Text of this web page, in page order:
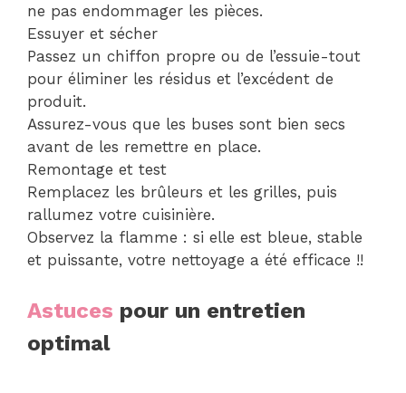
ne pas endommager les pièces.
Essuyer et sécher
Passez un chiffon propre ou de l’essuie-tout
pour éliminer les résidus et l’excédent de
produit.
Assurez-vous que les buses sont bien secs
avant de les remettre en place.
Remontage et test
Remplacez les brûleurs et les grilles, puis
rallumez votre cuisinière.
Observez la flamme : si elle est bleue, stable
et puissante, votre nettoyage a été efficace !!
Astuces pour un entretien
optimal